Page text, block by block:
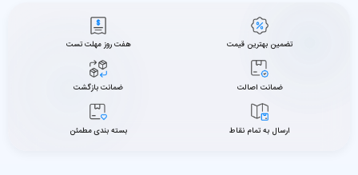
تضمین بهترین قیمت هفت روز مهلت تست
ضمانت اصالت ضمانت بازگشت
ارسال به تمام نقاط بسته بندی مطمئن